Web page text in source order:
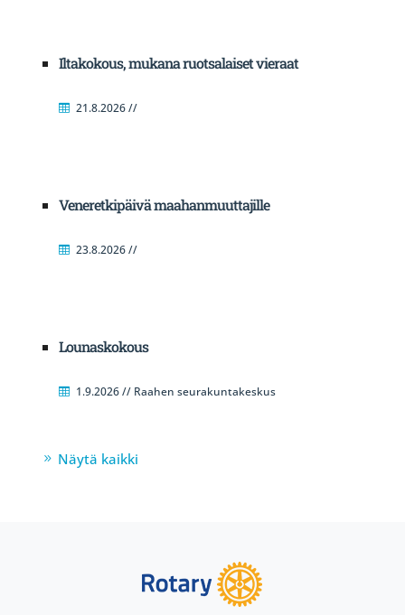
Iltakokous, mukana ruotsalaiset vieraat
21.8.2026 //
Veneretkipäivä maahanmuuttajille
23.8.2026 //
Lounaskokous
1.9.2026 // Raahen seurakuntakeskus
Näytä kaikki